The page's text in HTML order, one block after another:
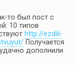
то был пост с
10 типов
http://ezdili-
Получается
дополнили